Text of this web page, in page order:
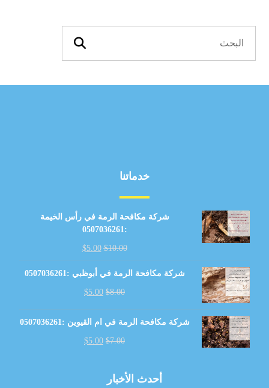
خدماتنا
شركة مكافحة الرمة في رأس الخيمة
:0507036261
$10.00
$5.00
شركة مكافحة الرمة في أبوظبي :0507036261
$8.00
$5.00
شركة مكافحة الرمة في ام القيوين :0507036261
$7.00
$5.00
أحدث الأخبار